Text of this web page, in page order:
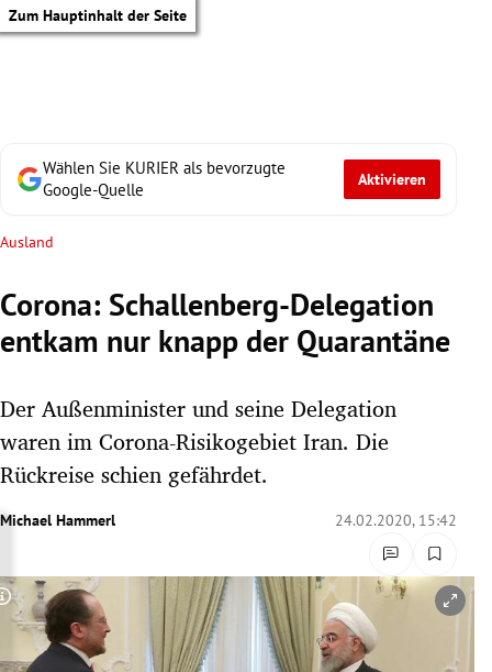
Zum Hauptinhalt der Seite
Untermenü
Untermenü
Untermenü
Wählen Sie KURIER als bevorzugte
Google-Quelle
Aktivieren
Ausland
Corona: Schallenberg-Delegation
entkam nur knapp der Quarantäne
Der Außenminister und seine Delegation
waren im Corona-Risikogebiet Iran. Die
Rückreise schien gefährdet.
Michael Hammerl 24.02.2020, 15:42
Copyright-Hinweis öffnen/schließen